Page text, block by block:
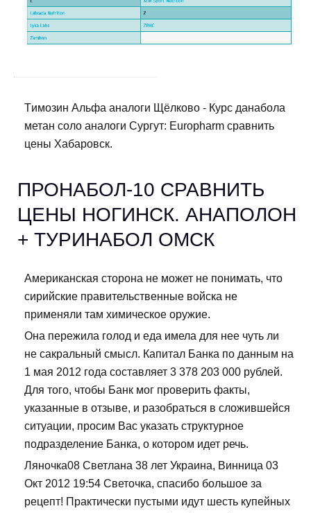
Tимозин Альфа аналоги Щёлково - Курс данабола
метан соло аналоги Сургут: Europharm сравнить
цены Хабаровск.
ПРОНАБОЛ-10 СРАВНИТЬ
ЦЕНЫ НОГИНСК. АНАПОЛОН
+ ТУРИНАБОЛ ОМСК
Американская сторона не может не понимать, что
сирийские правительственные войска не
применяли там химическое оружие.
Она пережила голод и еда имела для нее чуть ли
не сакральный смысл. Капитал Банка по данным на
1 мая 2012 года составляет 3 378 203 000 рублей.
Для того, чтобы Банк мог проверить факты,
указанные в отзыве, и разобраться в сложившейся
ситуации, просим Вас указать структурное
подразделение Банка, о котором идет речь.
Ляночка08 Светлана 38 лет Украина, Винница 03
Окт 2012 19:54 Светочка, спасибо большое за
рецепт! Практически пустыми идут шесть купейных